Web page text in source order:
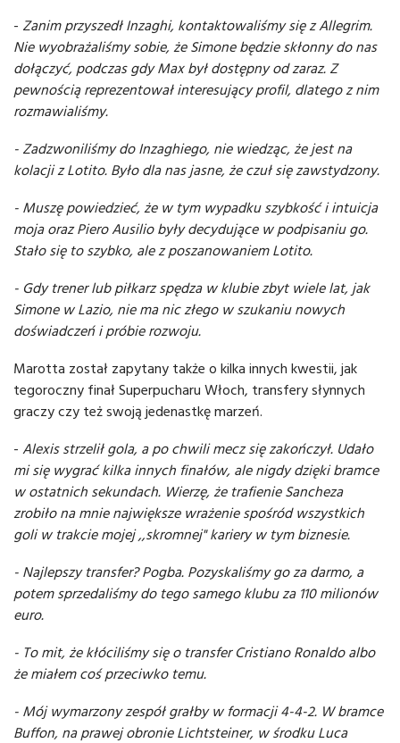
- Zanim przyszedł Inzaghi, kontaktowaliśmy się z Allegrim.
Nie wyobrażaliśmy sobie, że Simone będzie skłonny do nas
dołączyć, podczas gdy Max był dostępny od zaraz. Z
pewnością reprezentował interesujący profil, dlatego z nim
rozmawialiśmy.
- Zadzwoniliśmy do Inzaghiego, nie wiedząc, że jest na
kolacji z Lotito. Było dla nas jasne, że czuł się zawstydzony.
- Muszę powiedzieć, że w tym wypadku szybkość i intuicja
moja oraz Piero Ausilio były decydujące w podpisaniu go.
Stało się to szybko, ale z poszanowaniem Lotito.
- Gdy trener lub piłkarz spędza w klubie zbyt wiele lat, jak
Simone w Lazio, nie ma nic złego w szukaniu nowych
doświadczeń i próbie rozwoju.
Marotta został zapytany także o kilka innych kwestii, jak
tegoroczny finał Superpucharu Włoch, transfery słynnych
graczy czy też swoją jedenastkę marzeń.
- Alexis strzelił gola, a po chwili mecz się zakończył. Udało
mi się wygrać kilka innych finałów, ale nigdy dzięki bramce
w ostatnich sekundach. Wierzę, że trafienie Sancheza
zrobiło na mnie największe wrażenie spośród wszystkich
goli w trakcie mojej ,,skromnej" kariery w tym biznesie.
- Najlepszy transfer? Pogba. Pozyskaliśmy go za darmo, a
potem sprzedaliśmy do tego samego klubu za 110 milionów
euro.
- To mit, że kłóciliśmy się o transfer Cristiano Ronaldo albo
że miałem coś przeciwko temu.
- Mój wymarzony zespół grałby w formacji 4-4-2. W bramce
Buffon, na prawej obronie Lichtsteiner, w środku Luca